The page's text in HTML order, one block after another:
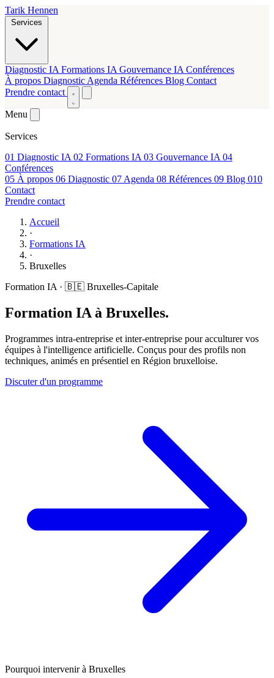
Tarik Hennen
Diagnostic IA Formations IA Gouvernance IA Conférences
À propos Diagnostic Agenda Références Blog Contact
Prendre contact
Menu
Services
01 Diagnostic IA 02 Formations IA 03 Gouvernance IA 04
Conférences
05 À propos 06 Diagnostic 07 Agenda 08 Références 09 Blog 010
Contact
Prendre contact
Accueil
·
Formations IA
·
Bruxelles
Formation IA · 🇧🇪 Bruxelles-Capitale
Formation IA à Bruxelles.
Programmes intra-entreprise et inter-entreprise pour acculturer vos
équipes à l'intelligence artificielle. Conçus pour des profils non
techniques, animés en présentiel en Région bruxelloise.
Discuter d'un programme
Pourquoi intervenir à Bruxelles